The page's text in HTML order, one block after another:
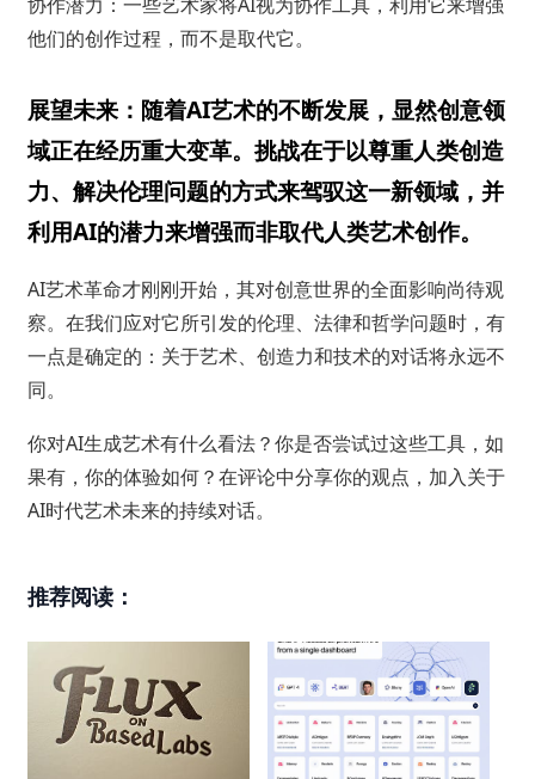
他们的创作过程，而不是取代它。
展望未来：随着AI艺术的不断发展，显然创意领
域正在经历重大变革。挑战在于以尊重人类创造
力、解决伦理问题的方式来驾驭这一新领域，并
利用AI的潜力来增强而非取代人类艺术创作。
AI艺术革命才刚刚开始，其对创意世界的全面影响尚待观
察。在我们应对它所引发的伦理、法律和哲学问题时，有
一点是确定的：关于艺术、创造力和技术的对话将永远不
同。
你对AI生成艺术有什么看法？你是否尝试过这些工具，如
果有，你的体验如何？在评论中分享你的观点，加入关于
AI时代艺术未来的持续对话。
推荐阅读：